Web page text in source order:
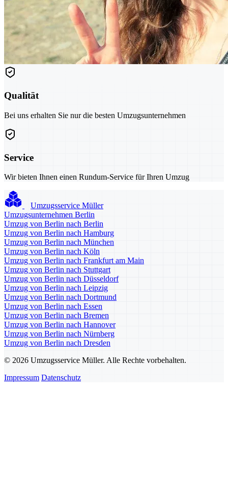
Qualität
Bei uns erhalten Sie nur die besten Umzugsunternehmen
Service
Wir bieten Ihnen einen Rundum-Service für Ihren Umzug
Umzugsservice Müller
Umzugsunternehmen Berlin
Umzug von Berlin nach Berlin
Umzug von Berlin nach Hamburg
Umzug von Berlin nach München
Umzug von Berlin nach Köln
Umzug von Berlin nach Frankfurt am Main
Umzug von Berlin nach Stuttgart
Umzug von Berlin nach Düsseldorf
Umzug von Berlin nach Leipzig
Umzug von Berlin nach Dortmund
Umzug von Berlin nach Essen
Umzug von Berlin nach Bremen
Umzug von Berlin nach Hannover
Umzug von Berlin nach Nürnberg
Umzug von Berlin nach Dresden
© 2026 Umzugsservice Müller. Alle Rechte vorbehalten.
Impressum Datenschutz